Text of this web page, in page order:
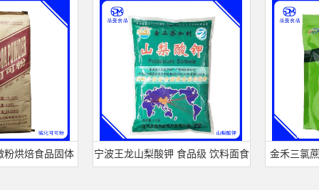
焙食品固体 宁波王龙山梨酸钾 食品级 饮料面食 金禾三氯蔗糖